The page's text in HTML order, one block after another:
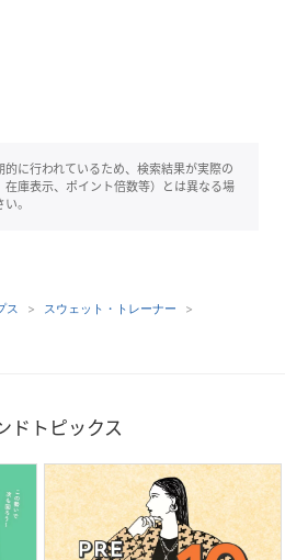
に行われているため、検索結果が実際の
庫表示、ポイント倍数等）とは異なる場
。
ス
スウェット・トレーナー
ドトピックス